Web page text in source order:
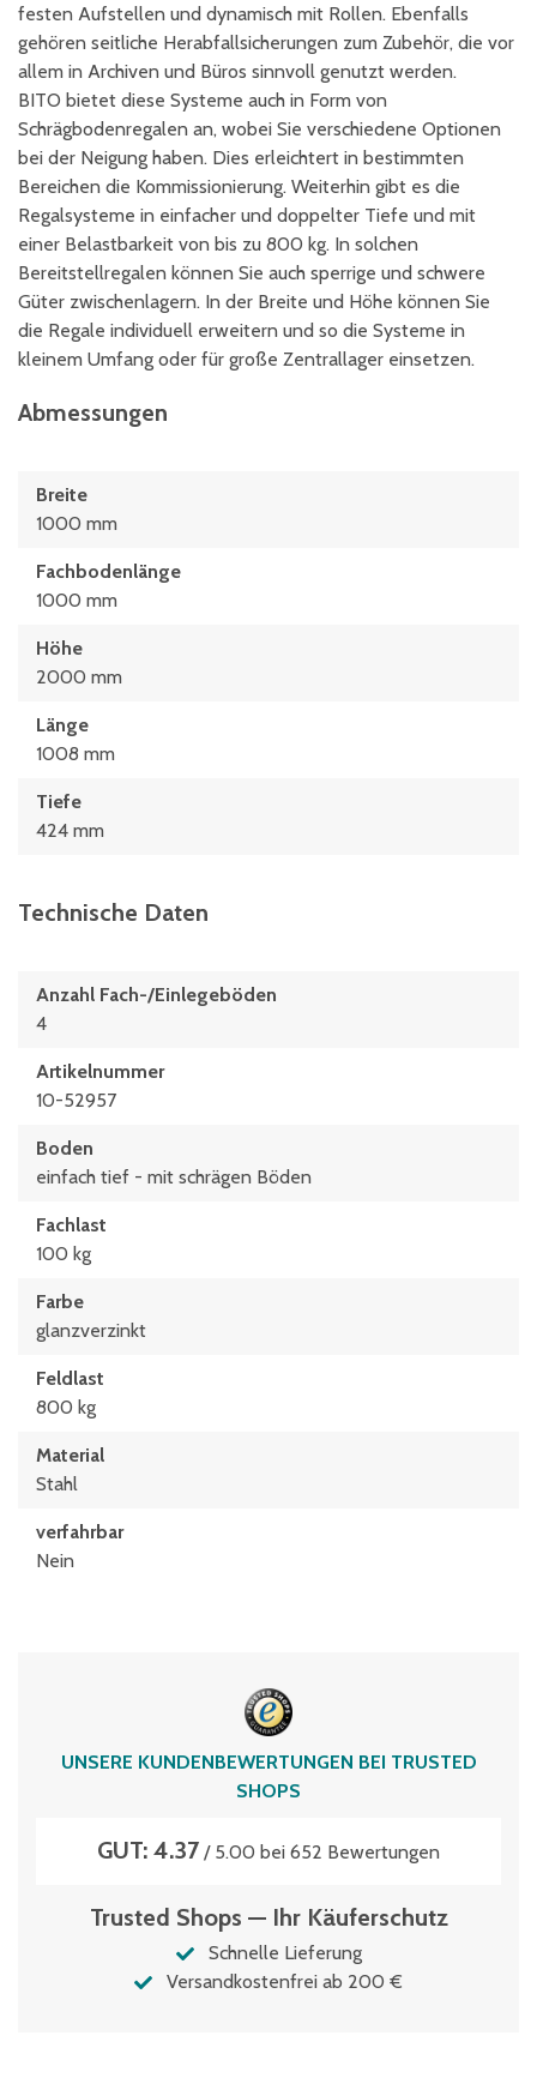
festen Aufstellen und dynamisch mit Rollen. Ebenfalls
gehören seitliche Herabfallsicherungen zum Zubehör, die vor
allem in Archiven und Büros sinnvoll genutzt werden.
BITO bietet diese Systeme auch in Form von
Schrägbodenregalen an, wobei Sie verschiedene Optionen
bei der Neigung haben. Dies erleichtert in bestimmten
Bereichen die Kommissionierung. Weiterhin gibt es die
Regalsysteme in einfacher und doppelter Tiefe und mit
einer Belastbarkeit von bis zu 800 kg. In solchen
Bereitstellregalen können Sie auch sperrige und schwere
Güter zwischenlagern. In der Breite und Höhe können Sie
die Regale individuell erweitern und so die Systeme in
kleinem Umfang oder für große Zentrallager einsetzen.
Abmessungen
Breite
1000 mm
Fachbodenlänge
1000 mm
Höhe
2000 mm
Länge
1008 mm
Tiefe
424 mm
Technische Daten
Anzahl Fach-/Einlegeböden
4
Artikelnummer
10-52957
Boden
einfach tief - mit schrägen Böden
Fachlast
100 kg
Farbe
glanzverzinkt
Feldlast
800 kg
Material
Stahl
verfahrbar
Nein
UNSERE KUNDENBEWERTUNGEN BEI TRUSTED
SHOPS
GUT: 4.37 / 5.00 bei 652 Bewertungen
Trusted Shops — Ihr Käuferschutz
Schnelle Lieferung
Versandkostenfrei ab 200 €